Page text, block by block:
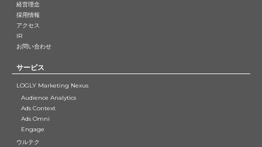
経営理念
採用情報
アクセス
IR
お問い合わせ
サービス
LOGLY Marketing Nexus
Audience Analytics
Ads Context
Ads Omni
Engage
ウルテク